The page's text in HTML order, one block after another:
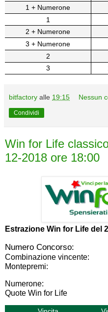
1 + Numerone
1
2 + Numerone
3 + Numerone
2
3
bitfactory alle 19:15 Nessun
Condividi
Win for Life
12-2018 ore 18:00
Estrazione Win for Life del
Numero Concorso:
Combinazione vincente:
Montepremi:
Numerone:
Quote Win for Life